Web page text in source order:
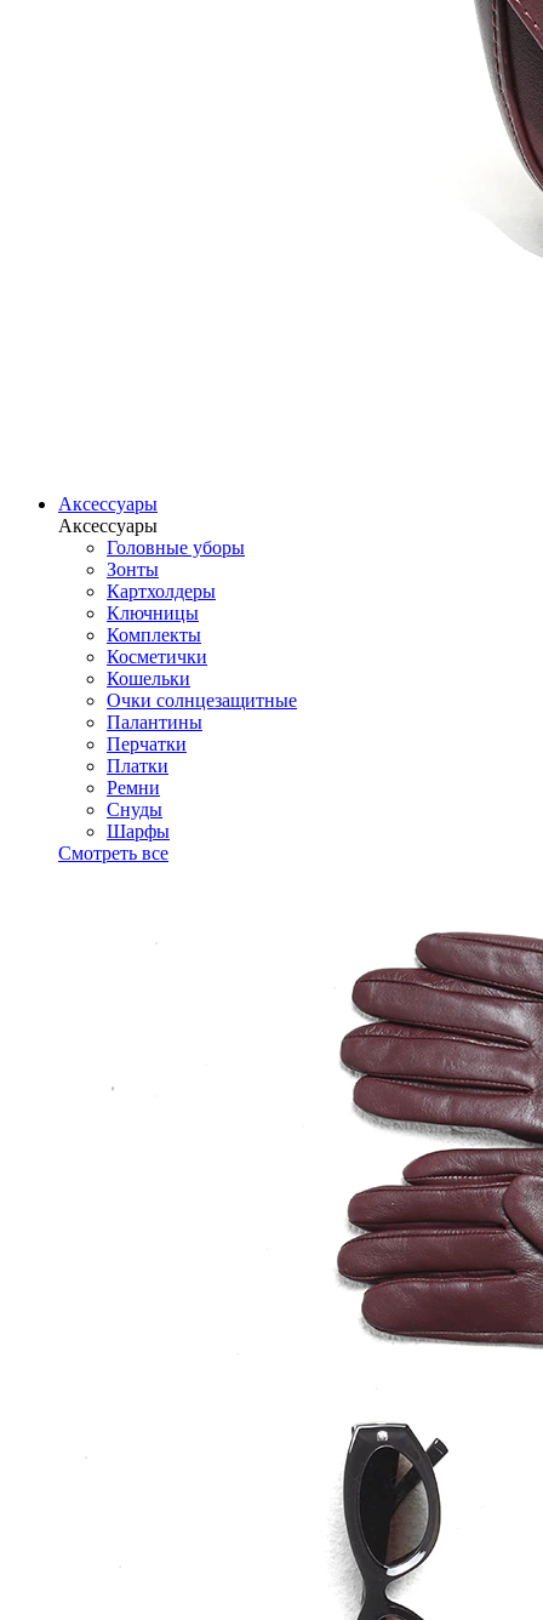
Аксессуары
Аксессуары
Головные уборы
Зонты
Картхолдеры
Ключницы
Комплекты
Косметички
Кошельки
Очки солнцезащитные
Палантины
Перчатки
Платки
Ремни
Снуды
Шарфы
Смотреть все